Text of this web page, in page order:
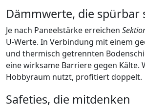
Dämmwerte, die spürbar
Je nach Paneelstärke erreichen
U-Werte. In Verbindung mit einem
und thermisch getrennten
eine wirksame Barriere gegen Kälte.
Hobbyraum nutzt, profitiert doppelt.
Safeties, die mitdenken